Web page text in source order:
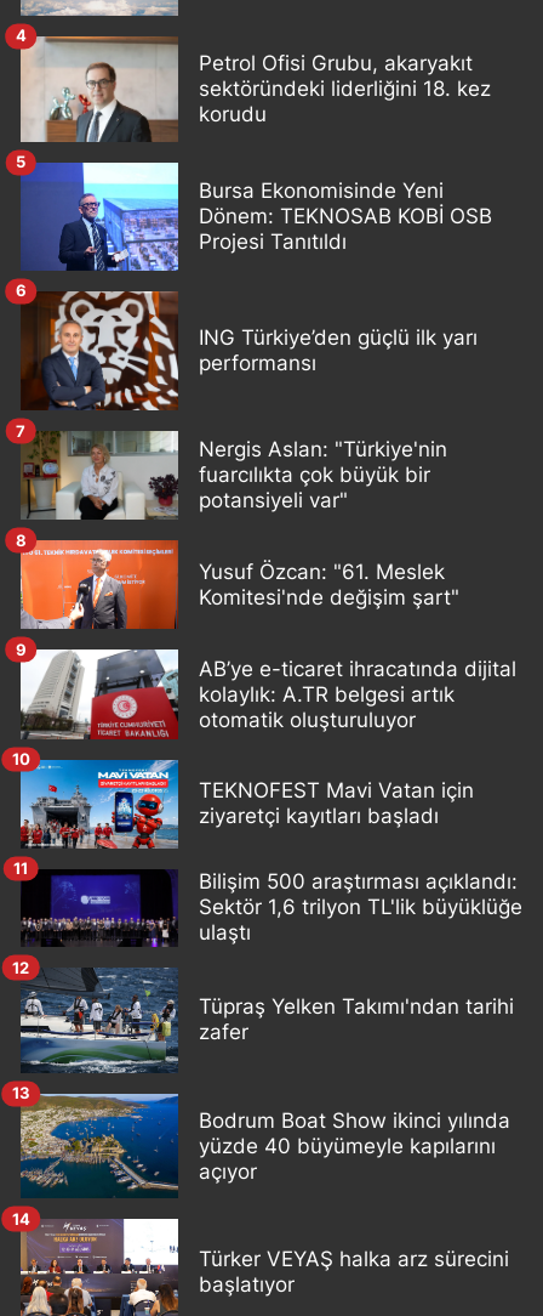
Petrol Ofisi Grubu, akaryakıt
sektöründeki liderliğini 18. kez
korudu
4
Bursa Ekonomisinde Yeni
Dönem: TEKNOSAB KOBİ OSB
Projesi Tanıtıldı
5
ING Türkiye’den güçlü ilk yarı
performansı
6
Nergis Aslan: "Türkiye'nin
fuarcılıkta çok büyük bir
potansiyeli var"
7
Yusuf Özcan: "61. Meslek
Komitesi'nde değişim şart"
8
AB’ye e-ticaret ihracatında dijital
kolaylık: A.TR belgesi artık
otomatik oluşturuluyor
9
TEKNOFEST Mavi Vatan için
ziyaretçi kayıtları başladı
10
Bilişim 500 araştırması açıklandı:
Sektör 1,6 trilyon TL'lik büyüklüğe
ulaştı
11
Tüpraş Yelken Takımı'ndan tarihi
zafer
12
Bodrum Boat Show ikinci yılında
yüzde 40 büyümeyle kapılarını
açıyor
13
Türker VEYAŞ halka arz sürecini
başlatıyor
14